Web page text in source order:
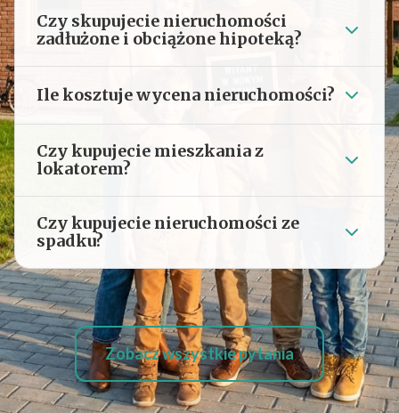
Czy skupujecie nieruchomości
zadłużone i obciążone hipoteką?
Ile kosztuje wycena nieruchomości?
Czy kupujecie mieszkania z
lokatorem?
Czy kupujecie nieruchomości ze
spadku?
Zobacz wszystkie pytania